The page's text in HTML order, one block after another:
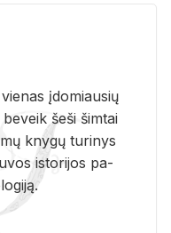
įdo­miau­sių
šeši šim­tai
kny­gų tu­ri­nys
is­to­ri­jos pa­